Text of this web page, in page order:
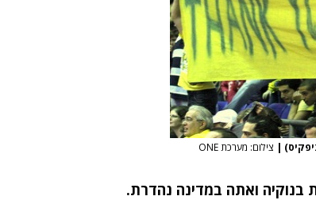
| צילום: מערכת ONE
בנוקיה ואתה במדינה נהדרת.